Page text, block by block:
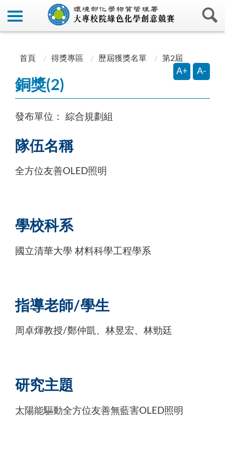
首頁 得獎專區 歷屆獲獎名單 第2屆
A+ A-
銅獎(2)
發布單位： 綜合規劃組
隊伍名稱
全方位友善OLED照明
學校科系
國立清華大學 材料科學工程學系
指導老師/學生
周卓煇教授/鄭仲凱、林昱宏、林勁廷
研究主題
太陽能驅動全方位友善無藍害OLED照明